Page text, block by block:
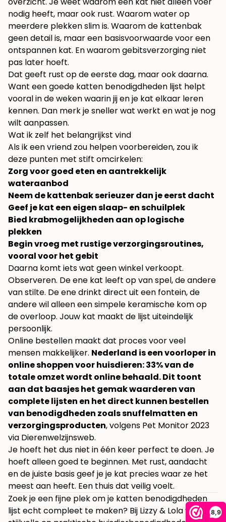
8,9
nodig heeft, maar ook rust. Waarom water op
meerdere plekken slim is. Waarom de kattenbak
geen detail is, maar een basisvoorwaarde voor een
ontspannen kat. En waarom gebitsverzorging niet
pas later hoeft.
Dat geeft rust op de eerste dag, maar ook daarna.
Want een goede katten benodigdheden lijst helpt
vooral in de weken waarin jij en je kat elkaar leren
kennen. Dan merk je sneller wat werkt en wat je nog
wilt aanpassen.
Wat ik zelf het belangrijkst vind
Als ik een vriend zou helpen voorbereiden, zou ik
deze punten met stift omcirkelen:
Zorg voor goed eten en aantrekkelijk
wateraanbod
Neem de kattenbak serieuzer dan je eerst dacht
Geef je kat een eigen slaap- en schuilplek
Bied krabmogelijkheden aan op logische
plekken
Begin vroeg met rustige verzorgingsroutines,
vooral voor het gebit
Daarna komt iets wat geen winkel verkoopt.
Observeren. De ene kat leeft op van spel, de andere
van stilte. De ene drinkt direct uit een fontein, de
andere wil alleen een simpele keramische kom op
de overloop. Jouw kat maakt de lijst uiteindelijk
persoonlijk.
Online bestellen maakt dat proces voor veel
mensen makkelijker. Nederland is een voorloper in
online shoppen voor huisdieren: 33% van de
totale omzet wordt online behaald. Dit toont
aan dat baasjes het gemak waarderen van
complete lijsten en het direct kunnen bestellen
van benodigdheden zoals snuffelmatten en
verzorgingsproducten, volgens Pet Monitor 2023
via Dierenwelzijnsweb.
Je hoeft het dus niet in één keer perfect te doen. Je
hoeft alleen goed te beginnen. Met rust, aandacht
en de juiste basis geef je je kat precies waar ze het
meest aan heeft. Een thuis dat veilig voelt.
Zoek je een fijne plek om je katten benodigdheden
lijst echt compleet te maken? Bij Lizzy & Lolavind je